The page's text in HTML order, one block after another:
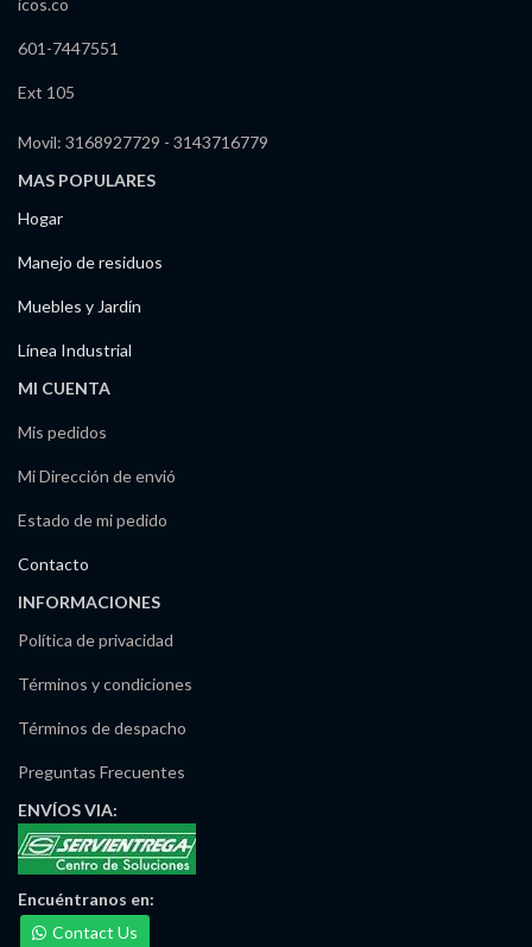
icos.co
601-7447551
Ext 105
Movil: 3168927729 - 3143716779
MAS POPULARES
Hogar
Manejo de residuos
Muebles y Jardín
Línea Industrial
MI CUENTA
Mis pedidos
Mi Dirección de envió
Estado de mi pedido
Contacto
INFORMACIONES
Política de privacidad
Términos y condiciones
Términos de despacho
Preguntas Frecuentes
ENVÍOSVIA:
Encuéntranos en:
Contact Us